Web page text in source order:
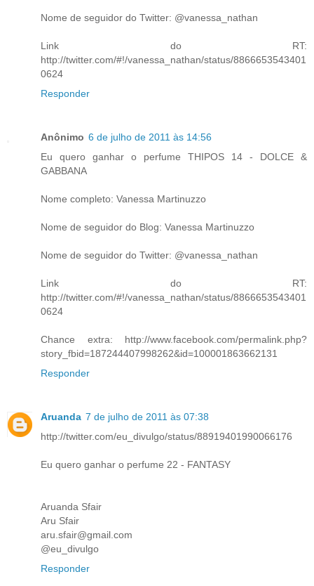
Nome de seguidor do Twitter: @vanessa_nathan
Link do RT:
http://twitter.com/#!/vanessa_nathan/status/8866653543401
0624
Responder
Anônimo 6 de julho de 2011 às 14:56
Eu quero ganhar o perfume THIPOS 14 - DOLCE &
GABBANA
Nome completo: Vanessa Martinuzzo
Nome de seguidor do Blog: Vanessa Martinuzzo
Nome de seguidor do Twitter: @vanessa_nathan
Link do RT:
http://twitter.com/#!/vanessa_nathan/status/8866653543401
0624
Chance extra: http://www.facebook.com/permalink.php?
story_fbid=187244407998262&id=100001863662131
Responder
Aruanda 7 de julho de 2011 às 07:38
http://twitter.com/eu_divulgo/status/88919401990066176
Eu quero ganhar o perfume 22 - FANTASY
Aruanda Sfair
Aru Sfair
aru.sfair@gmail.com
@eu_divulgo
Responder